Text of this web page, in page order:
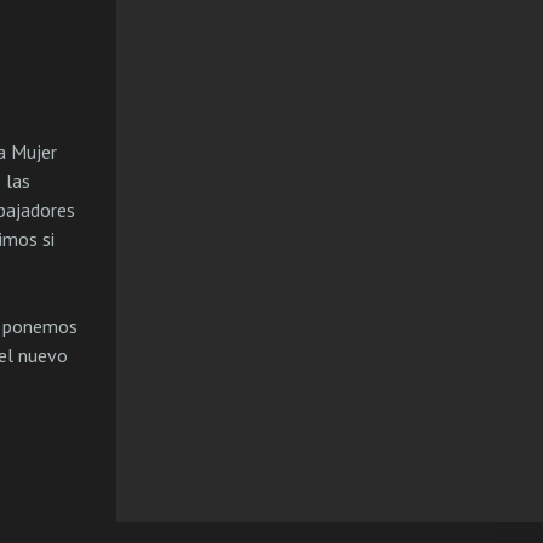
Mujer
las
si
nuevo